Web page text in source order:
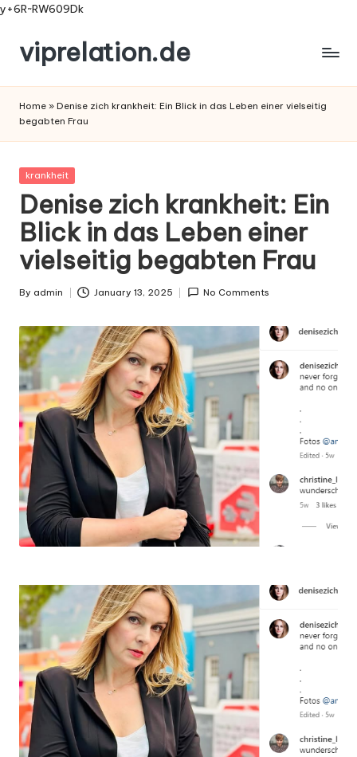
y+6R~RW609Dk
Skip
content
viprelation.de
Home » Denise zich krankheit: Ein Blick in das Leben einer vielseitig
begabten Frau
Posted
krankheit
Denise zich krankheit: Ein
Blick in das Leben einer
vielseitig begabten Frau
Posted
By admin January 13, 2025 No Comments